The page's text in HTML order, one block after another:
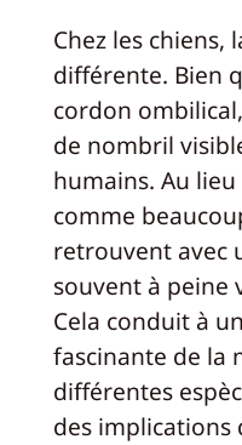
Chez les chiens,
différente. Bien
cordon
de nombril
humains. Au lieu
comme
retrouvent avec
souvent à peine
Cela conduit à
fascinante de la
différentes
des implications